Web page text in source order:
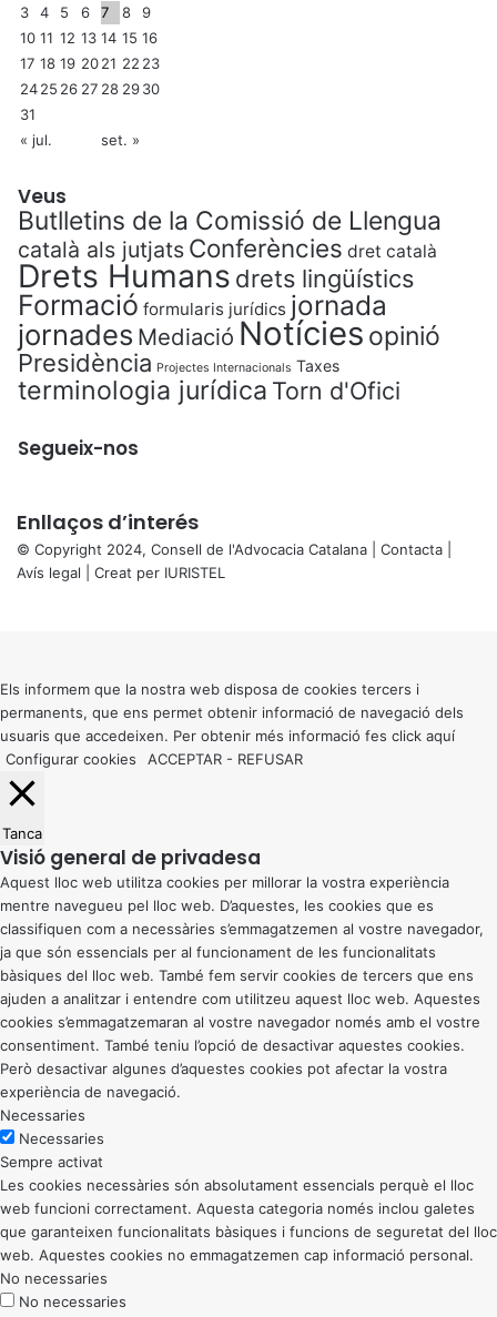
3
4 5 6 7 8
9
10 11 12 13 14 15 16
17 18 19 2021 22 23
2425 26 27 28 2930
31
« jul.
set. »
Veus
Butlletins de la Comissió de Llengua
català als jutjats Conferències dret català
Drets Humans drets lingüístics
Formació formularis jurídics jornada
jornades Mediació Notícies opinió
Presidència Projectes Internacionals Taxes
terminologia jurídica Torn d'Ofici
Segueix-nos
Enllaços d’interés
© Copyright 2024, Consell de l'Advocacia Catalana | Contacta
Avís legal | Creat per IURISTEL
button
Els informem que la nostra web disposa de cookies tercers i
permanents, que ens permet obtenir informació de navegació dels
usuaris que accedeixen. Per obtenir més informació fes click aquí
Configurar cookies
ACCEPTAR - REFUSAR
Tanca
Visió general de privadesa
Aquest lloc web utilitza cookies per millorar la vostra experiència
mentre navegueu pel lloc web. D’aquestes, les cookies que es
classifiquen com a necessàries s’emmagatzemen al vostre navegador,
ja que són essencials per al funcionament de les funcionalitats
bàsiques del lloc web. També fem servir cookies de tercers que ens
ajuden a analitzar i entendre com utilitzeu aquest lloc web. Aquestes
cookies s’emmagatzemaran al vostre navegador només amb el vostre
consentiment. També teniu l’opció de desactivar aquestes cookies.
Però desactivar algunes d’aquestes cookies pot afectar la vostra
experiència de navegació.
Necessaries
Necessaries
Sempre activat
Les cookies necessàries són absolutament essencials perquè el lloc
web funcioni correctament. Aquesta categoria només inclou galetes
que garanteixen funcionalitats bàsiques i funcions de seguretat del lloc
web. Aquestes cookies no emmagatzemen cap informació personal.
No necessaries
No necessaries